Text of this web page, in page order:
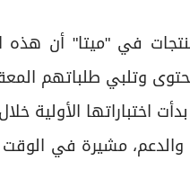
في "ميتا" أن هذه
وتلبي طلباتهم
مشيرة في